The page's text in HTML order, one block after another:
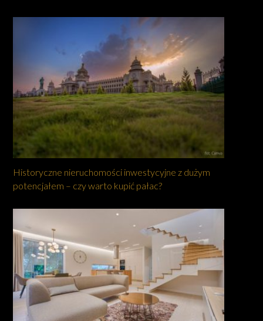
Historyczne nieruchomości inwestycyjne z dużym
potencjałem – czy warto kupić pałac?